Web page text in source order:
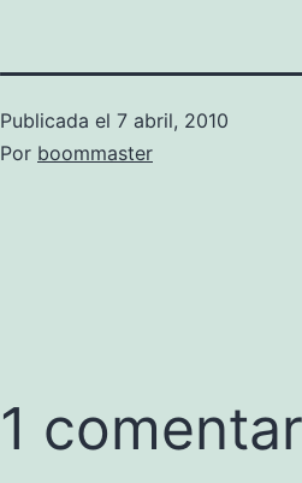
Publicada el 7 abril, 2010
Por boommaster
1